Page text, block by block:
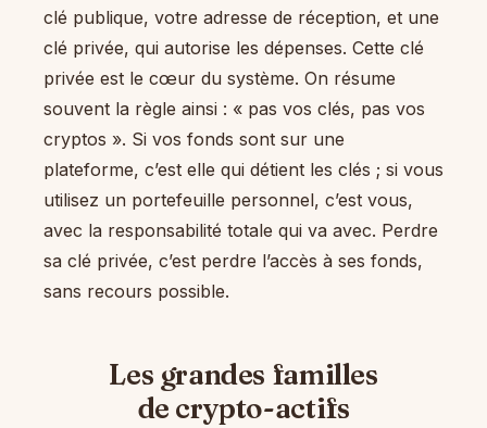
clé publique, votre adresse de réception, et une
clé privée, qui autorise les dépenses. Cette clé
privée est le cœur du système. On résume
souvent la règle ainsi : « pas vos clés, pas vos
cryptos ». Si vos fonds sont sur une
plateforme, c’est elle qui détient les clés ; si vous
utilisez un portefeuille personnel, c’est vous,
avec la responsabilité totale qui va avec. Perdre
sa clé privée, c’est perdre l’accès à ses fonds,
sans recours possible.
Les grandes familles
de crypto-actifs